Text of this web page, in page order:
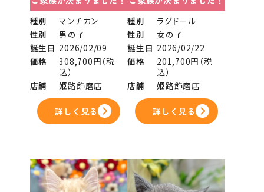
種別
マンチカン
性別
男の子
誕生日 2026/02/09
価格
308,700円（税
込）
店舗
姫路飾磨店
詳しく見る
種別
ラグドール
性別
女の子
誕生日 2026/02/22
価格
201,700円（税
込）
店舗
姫路飾磨店
詳しく見る